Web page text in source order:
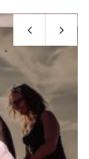
2026 AUG 07